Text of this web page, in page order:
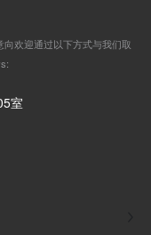
欢迎通过以下方式与我们取
室